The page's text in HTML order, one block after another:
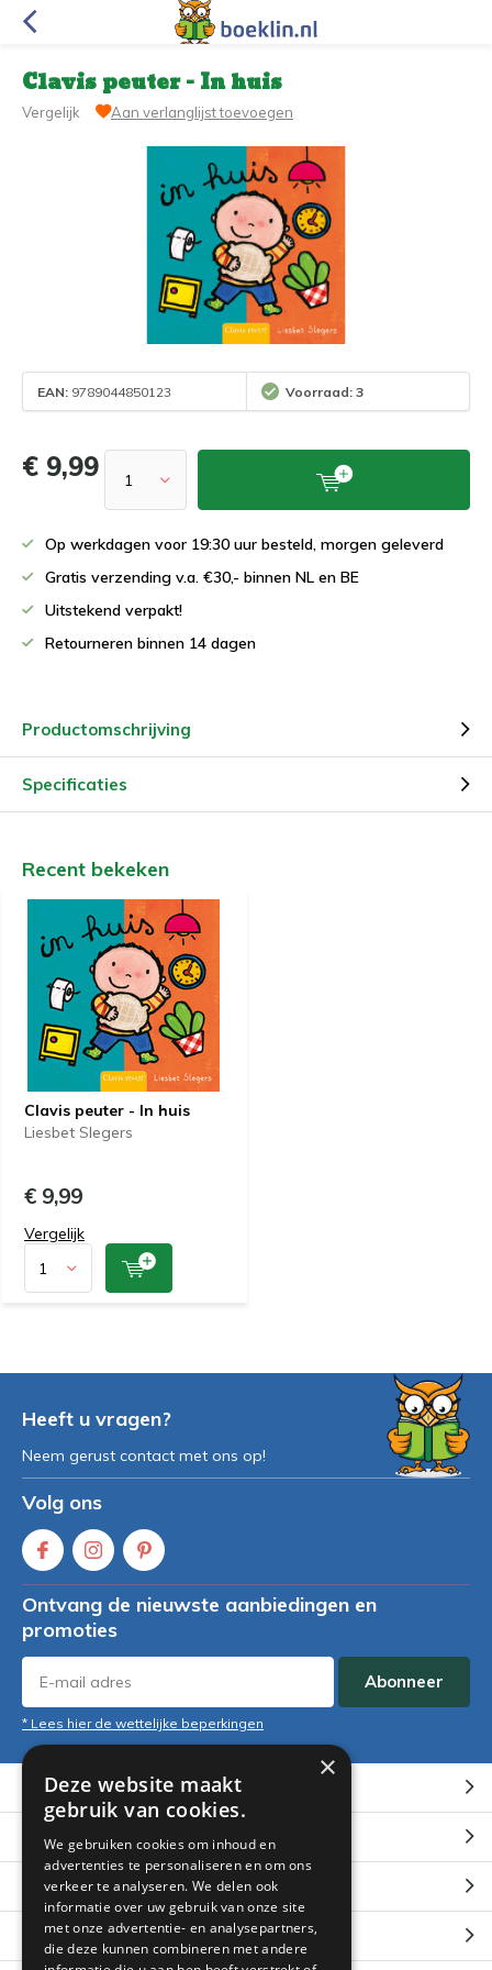
Clavis peuter - In huis
Vergelijk Aan verlanglijst toevoegen
EAN: 9789044850123 Voorraad: 3
€ 9,99
Op werkdagen voor 19:30 uur besteld, morgen geleverd
Gratis verzending v.a. €30,- binnen NL en BE
Uitstekend verpakt!
Retourneren binnen 14 dagen
Productomschrijving
Specificaties
Recent bekeken
Clavis peuter - In huis
Liesbet Slegers
€ 9,99
Vergelijk
Heeft u vragen?
Neem gerust contact met ons op!
Volg ons
Ontvang de nieuwste aanbiedingen en
promoties
Abonneer
* Lees hier de wettelijke beperkingen
Klantenservice
Mijn account
Categorieën
Contact
×
Deze website maakt
gebruik van cookies.
We gebruiken cookies om inhoud en
advertenties te personaliseren en om ons
verkeer te analyseren. We delen ook
informatie over uw gebruik van onze site
met onze advertentie- en analysepartners,
die deze kunnen combineren met andere